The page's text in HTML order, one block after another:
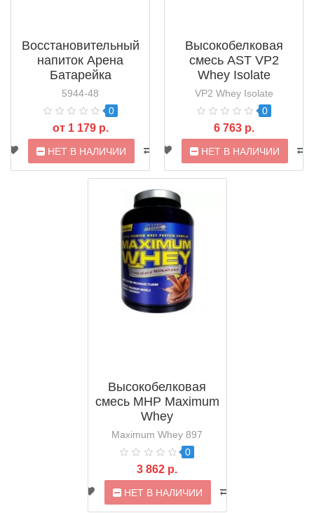
Восстановительный
напиток Арена
Батарейка
5944-48
0
от 1 179 р.
НЕТ В НАЛИЧИИ
Высокобелковая
смесь AST VP2
Whey Isolate
VP2 Whey Isolate
0
6 763 р.
НЕТ В НАЛИЧИИ
Высокобелковая
смесь MHP Maximum
Whey
Maximum Whey 897
0
3 862 р.
НЕТ В НАЛИЧИИ